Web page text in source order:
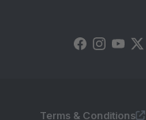
Terms & Conditions